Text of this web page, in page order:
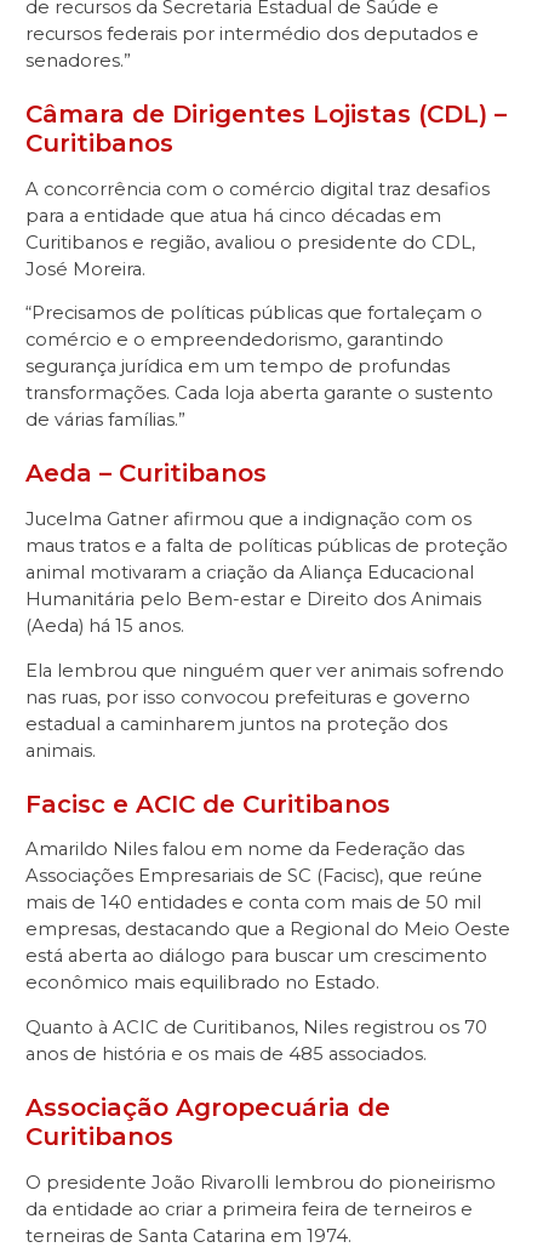
de recursos da Secretaria Estadual de Saúde e
recursos federais por intermédio dos deputados e
senadores.”
Câmara de Dirigentes Lojistas (CDL) –
Curitibanos
A concorrência com o comércio digital traz desafios
para a entidade que atua há cinco décadas em
Curitibanos e região, avaliou o presidente do CDL,
José Moreira.
“Precisamos de políticas públicas que fortaleçam o
comércio e o empreendedorismo, garantindo
segurança jurídica em um tempo de profundas
transformações. Cada loja aberta garante o sustento
de várias famílias.”
Aeda – Curitibanos
Jucelma Gatner afirmou que a indignação com os
maus tratos e a falta de políticas públicas de proteção
animal motivaram a criação da Aliança Educacional
Humanitária pelo Bem-estar e Direito dos Animais
(Aeda) há 15 anos.
Ela lembrou que ninguém quer ver animais sofrendo
nas ruas, por isso convocou prefeituras e governo
estadual a caminharem juntos na proteção dos
animais.
Facisc e ACIC de Curitibanos
Amarildo Niles falou em nome da Federação das
Associações Empresariais de SC (Facisc), que reúne
mais de 140 entidades e conta com mais de 50 mil
empresas, destacando que a Regional do Meio Oeste
está aberta ao diálogo para buscar um crescimento
econômico mais equilibrado no Estado.
Quanto à ACIC de Curitibanos, Niles registrou os 70
anos de história e os mais de 485 associados.
Associação Agropecuária de
Curitibanos
O presidente João Rivarolli lembrou do pioneirismo
da entidade ao criar a primeira feira de terneiros e
terneiras de Santa Catarina em 1974.